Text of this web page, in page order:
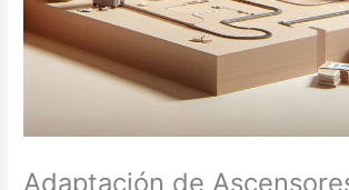
Adaptación de